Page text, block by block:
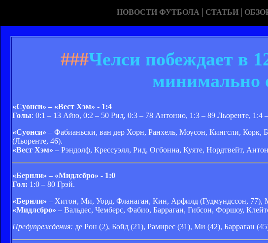
НОВОСТИ ФУТБОЛА | СТАТЬИ |
###Челси побеждает в
минимально
«Суонси» – «Вест Хэм» - 1:4
Голы: 0:1 – 13 Айю, 0:2 – 50 Рид, 0:3 – 78 Антонио, 1:3 – 89 Льоренте, 1:4
«Суонси» – Фабианьски, ван дер Хорн, Ранхель, Моусон, Кингсли, Корк,
(Льоренте, 46).
«Вест Хэм» – Рэндолф, Крессуэлл, Рид, Огбонна, Куяте, Нордтвейт,
«Бернли» – «Мидлсбро» - 1:0
Гол: 1:0 – 80 Грэй.
«Бернли» – Хитон, Ми, Уорд, Фланаган, Кин, Арфилд (Гудмундссон, 77),
«Мидлсбро» – Вальдес, Чемберс, Фабио, Барраган, Гибсон, Форшоу,
Предупреждения: де Рон (2), Бойд (21), Рамирес (31), Ми (42), Барраган